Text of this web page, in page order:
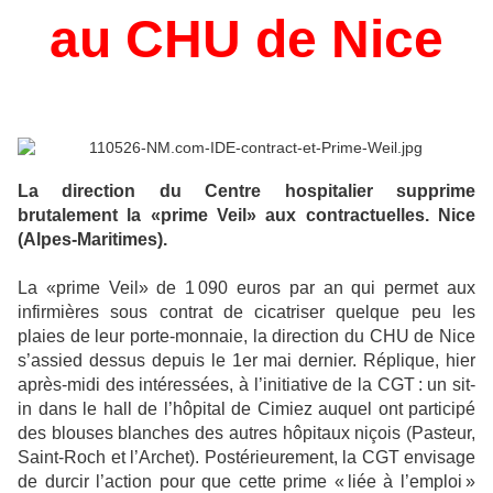
au CHU de Nice
La direction du Centre hospitalier supprime
brutalement la «prime Veil» aux contractuelles. Nice
(Alpes-Maritimes).
La «prime Veil» de 1 090 euros par an qui permet aux
infirmières sous contrat de cicatriser quelque peu les
plaies de leur porte-monnaie, la direction du CHU de Nice
s’assied dessus depuis le 1er mai dernier. Réplique, hier
après-midi des intéressées, à l’initiative de la CGT : un sit-
in dans le hall de l’hôpital de Cimiez auquel ont participé
des blouses blanches des autres hôpitaux niçois (Pasteur,
Saint-Roch et l’Archet). Postérieurement, la CGT envisage
de durcir l’action pour que cette prime « liée à l’emploi »